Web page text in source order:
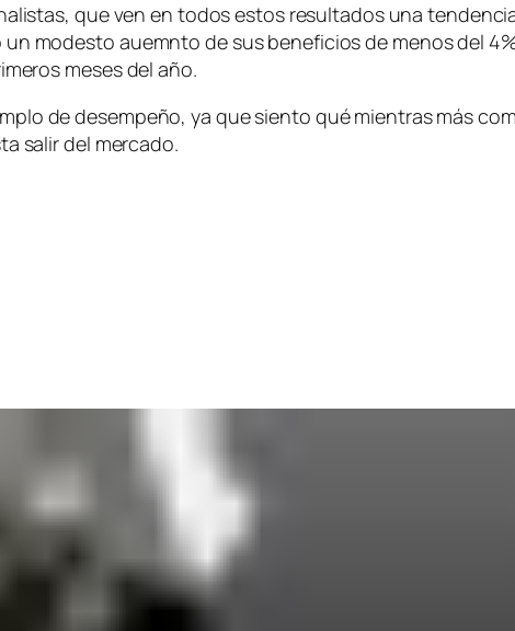
que ven en todos estos resultados una
modesto auemnto de sus beneficios de menos del
meses del año.
de desempeño, ya que siento qué mientras más
salir del mercado.